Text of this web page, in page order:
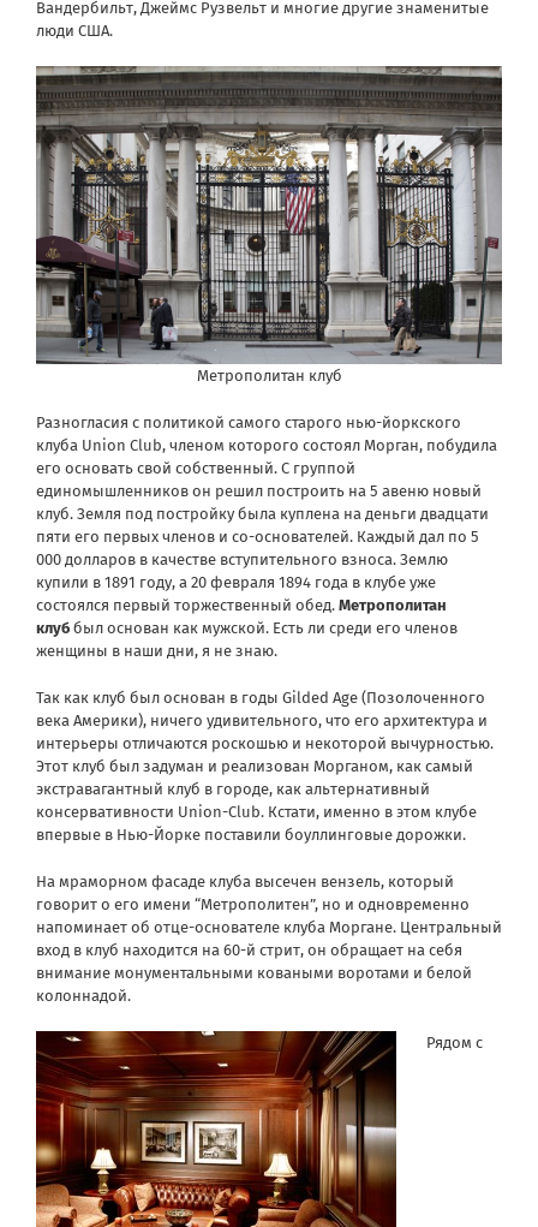
Вандербильт, Джеймс Рузвельт и многие другие знаменитые
люди США.
Метрополитан клуб
Разногласия с политикой самого старого нью-йоркского
клуба Union Club, членом которого состоял Морган, побудила
его основать свой собственный. С группой
единомышленников он решил построить на 5 авеню новый
клуб. Земля под постройку была куплена на деньги двадцати
пяти его первых членов и со-основателей. Каждый дал по 5
000 долларов в качестве вступительного взноса. Землю
купили в 1891 году, а 20 февраля 1894 года в клубе уже
состоялся первый торжественный обед. Метрополитан
клуб был основан как мужской. Есть ли среди его членов
женщины в наши дни, я не знаю.
Так как клуб был основан в годы Gilded Age (Позолоченного
века Америки), ничего удивительного, что его архитектура и
интерьеры отличаются роскошью и некоторой вычурностью.
Этот клуб был задуман и реализован Морганом, как самый
экстравагантный клуб в городе, как альтернативный
консервативности Union-Club. Кстати, именно в этом клубе
впервые в Нью-Йорке поставили боуллинговые дорожки.
На мраморном фасаде клуба высечен вензель, который
говорит о его имени “Метрополитен”, но и одновременно
напоминает об отце-основателе клуба Моргане. Центральный
вход в клуб находится на 60-й стрит, он обращает на себя
внимание монументальными коваными воротами и белой
колоннадой.
Рядом с